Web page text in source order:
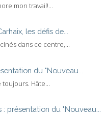
mon travail!...
les défis de...
dans ce centre,...
du "Nouveau...
Hâte...
présentation du "Nouveau...